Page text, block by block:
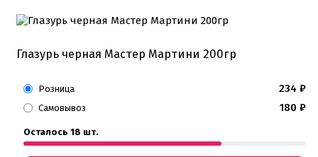
Глазурь черная Мастер Мартини 200гр
Розница 234 ₽
Самовывоз 180 ₽
Осталось 18 шт.